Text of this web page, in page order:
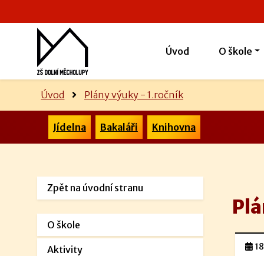
Úvod O škole
Úvod Plány výuky - 1.ročník
Jídelna Bakaláři Knihovna
Zpět na úvodní stranu
O škole
Aktivity